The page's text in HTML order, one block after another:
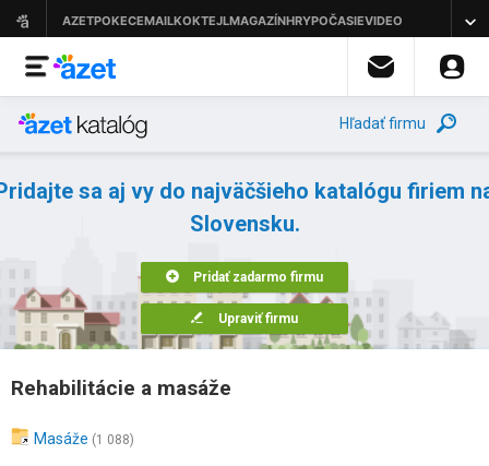
Hľadať firmu
sa aj vy do najväčšieho katalógu firiem
Slovensku.
Pridať zadarmo firmu
Upraviť firmu
Rehabilitácie a masáže
Masáže (1 088)